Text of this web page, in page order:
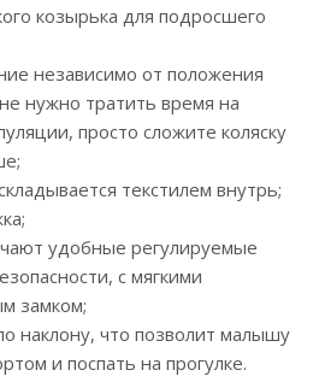
козырька для подросшего
независимо от положения
нужно тратить время на
просто сложите коляску
текстилем внутрь;
удобные регулируемые
с мягкими
замком;
наклону, что позволит малышу
и поспать на прогулке.